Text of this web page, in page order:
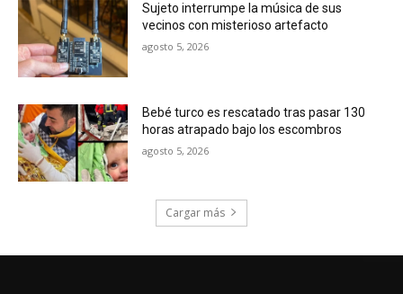
Sujeto interrumpe la música de sus
vecinos con misterioso artefacto
agosto 5, 2026
Bebé turco es rescatado tras pasar 130
horas atrapado bajo los escombros
agosto 5, 2026
Cargar más